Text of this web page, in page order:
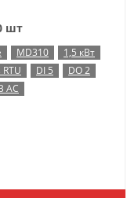
шт
MD310
1,5 кВт
DI 5
DO 2
AC